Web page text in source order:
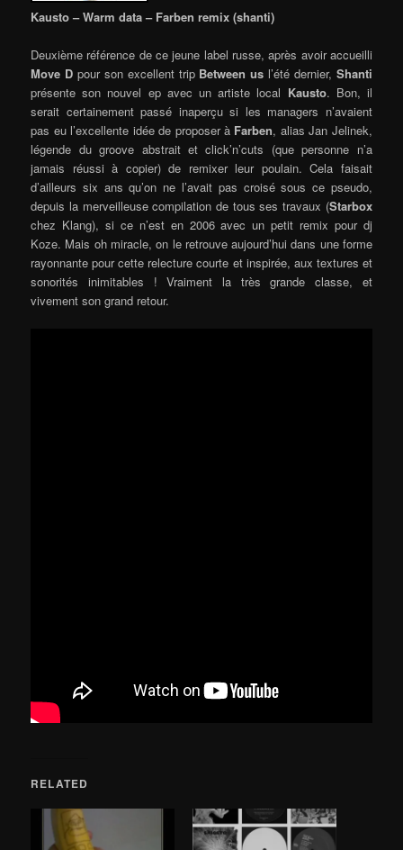
Kausto – Warm data – Farben remix (shanti)
Deuxième référence de ce jeune label russe, après avoir accueilli
Move Dpour son excellent trip Between us l’été dernier, Shanti
présente son nouvel ep avec un artiste local Kausto. Bon, il
serait certainement passé inaperçu si les managers n’avaient
pas eu l’excellente idée de proposer à Farben, alias Jan Jelinek,
légende du groove abstrait et click’n’cuts (que personne n’a
jamais réussi à copier) de remixer leur poulain. Cela faisait
d’ailleurs six ans qu’on ne l’avait pas croisé sous ce pseudo,
depuis la merveilleuse compilation de tous ses travaux (Starbox
chez Klang), si ce n’est en 2006 avec un petit remix pour dj
Koze. Mais oh miracle, on le retrouve aujourd’hui dans une forme
rayonnante pour cette relecture courte et inspirée, aux textures et
sonorités inimitables ! Vraiment la très grande classe, et
vivement son grand retour.
RELATED